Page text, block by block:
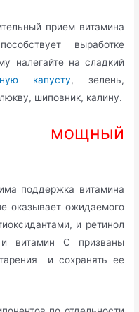
прием витамина
выработке
налегайте на сладкий
капусту, зелень,
шиповник, калину.
мощный
поддержка витамина
оказывает ожидаемого
и ретинол
витамин С призваны
и сохранять ее